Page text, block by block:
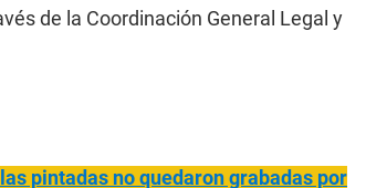
de la Coordinación General Legal y
pintadas no quedaron grabadas por